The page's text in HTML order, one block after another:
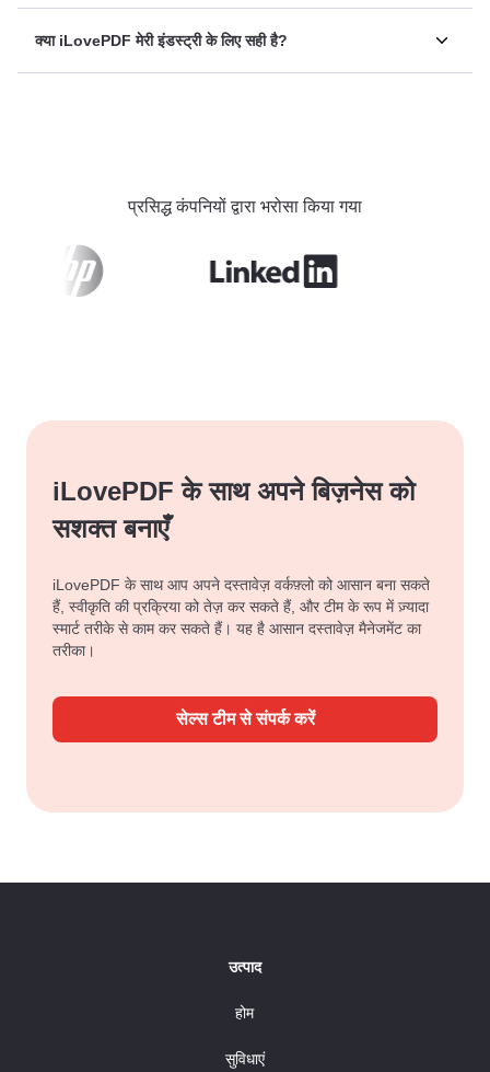
क्या iLovePDF मेरी इंडस्ट्री के लिए सही है?
प्रसिद्ध कंपनियों द्वारा भरोसा किया गया
iLovePDF के साथ अपने बिज़नेस को
सशक्त बनाएँ
iLovePDF के साथ आप अपने दस्तावेज़ वर्कफ़्लो को आसान बना सकते
हैं, स्वीकृति की प्रक्रिया को तेज़ कर सकते हैं, और टीम के रूप में ज़्यादा
स्मार्ट तरीके से काम कर सकते हैं। यह है आसान दस्तावेज़ मैनेजमेंट का
तरीका।
सेल्स टीम से संपर्क करें
उत्पाद
होम
सुविधाएं